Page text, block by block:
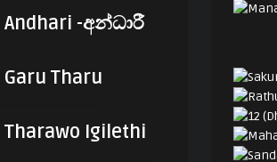
Andhari -අන්ධාරී
Garu Tharu
Tharawo Igilethi